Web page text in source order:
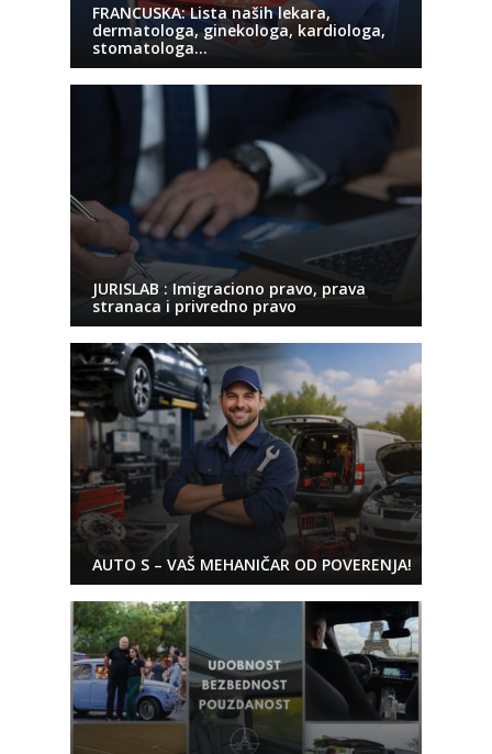
FRANCUSKA: Lista naših lekara,
dermatologa, ginekologa, kardiologa,
stomatologa…
JURISLAB : Imigraciono pravo, prava
stranaca i privredno pravo
AUTO S – VAŠ MEHANIČAR OD POVERENJA!